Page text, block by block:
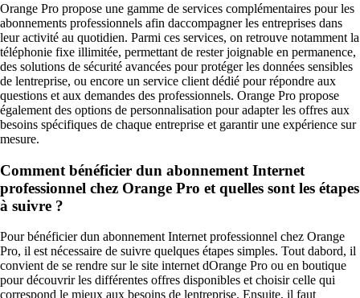
Orange Pro propose une gamme de services complémentaires pour les
abonnements professionnels afin daccompagner les entreprises dans
leur activité au quotidien. Parmi ces services, on retrouve notamment la
téléphonie fixe illimitée, permettant de rester joignable en permanence,
des solutions de sécurité avancées pour protéger les données sensibles
de lentreprise, ou encore un service client dédié pour répondre aux
questions et aux demandes des professionnels. Orange Pro propose
également des options de personnalisation pour adapter les offres aux
besoins spécifiques de chaque entreprise et garantir une expérience sur
mesure.
Comment bénéficier dun abonnement Internet
professionnel chez Orange Pro et quelles sont les étapes
à suivre ?
Pour bénéficier dun abonnement Internet professionnel chez Orange
Pro, il est nécessaire de suivre quelques étapes simples. Tout dabord, il
convient de se rendre sur le site internet dOrange Pro ou en boutique
pour découvrir les différentes offres disponibles et choisir celle qui
correspond le mieux aux besoins de lentreprise. Ensuite, il faut